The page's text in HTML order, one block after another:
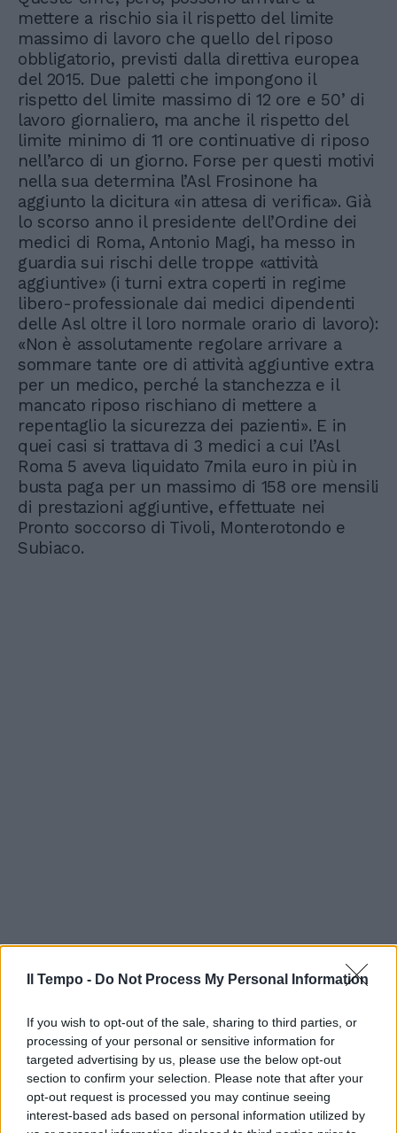
Il Tempo - Do Not Process My Personal Information
If you wish to opt-out of the sale, sharing to third parties, or
processing of your personal or sensitive information for
targeted advertising by us, please use the below opt-out
section to confirm your selection. Please note that after your
opt-out request is processed you may continue seeing
interest-based ads based on personal information utilized by
mettere a rischio sia il rispetto del limite
massimo di lavoro che quello del riposo
obbligatorio, previsti dalla direttiva europea
del 2015. Due paletti che impongono il
rispetto del limite massimo di 12 ore e 50’ di
lavoro giornaliero, ma anche il rispetto del
limite minimo di 11 ore continuative di riposo
nell’arco di un giorno. Forse per questi motivi
nella sua determina l’Asl Frosinone ha
aggiunto la dicitura «in attesa di verifica». Già
lo scorso anno il presidente dell’Ordine dei
medici di Roma, Antonio Magi, ha messo in
guardia sui rischi delle troppe «attività
aggiuntive» (i turni extra coperti in regime
libero-professionale dai medici dipendenti
delle Asl oltre il loro normale orario di lavoro):
«Non è assolutamente regolare arrivare a
sommare tante ore di attività aggiuntive extra
per un medico, perché la stanchezza e il
mancato riposo rischiano di mettere a
repentaglio la sicurezza dei pazienti». E in
quei casi si trattava di 3 medici a cui l’Asl
Roma 5 aveva liquidato 7mila euro in più in
busta paga per un massimo di 158 ore mensili
di prestazioni aggiuntive, effettuate nei
Pronto soccorso di Tivoli, Monterotondo e
Subiaco.